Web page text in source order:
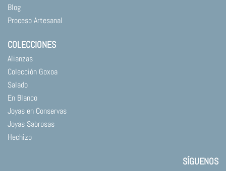
Blog
Proceso Artesanal
COLECCIONES
Alianzas
Colección Goxoa
Salado
En Blanco
Joyas en Conservas
Joyas Sabrosas
Hechizo
SÍGUENOS